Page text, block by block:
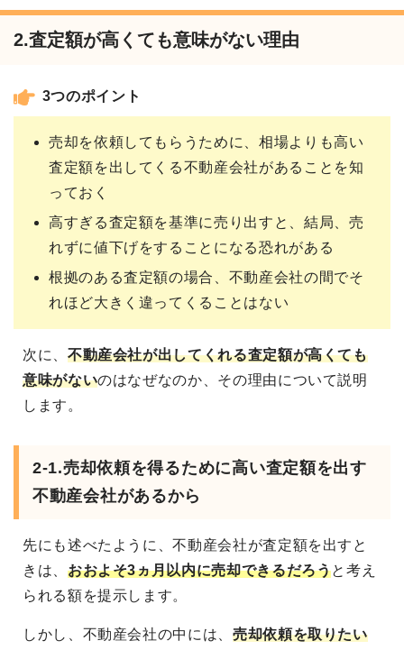
2.査定額が高くても意味がない理由
3つのポイント
売却を依頼してもらうために、相場よりも高い
査定額を出してくる不動産会社があることを知
っておく
高すぎる査定額を基準に売り出すと、結局、売
れずに値下げをすることになる恐れがある
根拠のある査定額の場合、不動産会社の間でそ
れほど大きく違ってくることはない
次に、 不動産会社が出してくれる査定額が高くても
意味がないのはなぜなのか、その理由について説明
します。
2-1.売却依頼を得るために高い査定額を出す
不動産会社があるから
先にも述べたように、不動産会社が査定額を出すと
きは、 おおよそ3ヵ月以内に売却できるだろうと考え
られる額を提示します。
しかし、不動産会社の中には、 売却依頼を取りたい